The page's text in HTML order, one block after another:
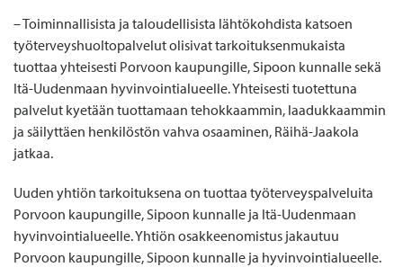
– Toiminnallisista ja taloudellisista lähtökohdista katsoen
työterveyshuoltopalvelut olisivat tarkoituksenmukaista
tuottaa yhteisesti Porvoon kaupungille, Sipoon kunnalle sekä
Itä-Uudenmaan hyvinvointialueelle. Yhteisesti tuotettuna
palvelut kyetään tuottamaan tehokkaammin, laadukkaammin
ja säilyttäen henkilöstön vahva osaaminen, Räihä-Jaakola
jatkaa.
Uuden yhtiön tarkoituksena on tuottaa työterveyspalveluita
Porvoon kaupungille, Sipoon kunnalle ja Itä-Uudenmaan
hyvinvointialueelle. Yhtiön osakkeenomistus jakautuu
Porvoon kaupungille, Sipoon kunnalle ja hyvinvointialueelle.